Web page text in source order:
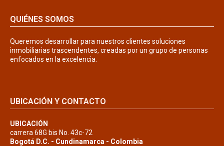
QUIÉNES SOMOS
Queremos desarrollar para nuestros clientes soluciones
inmobiliarias trascendentes, creadas por un grupo de personas
enfocados en la excelencia.
UBICACIÓN Y CONTACTO
UBICACIÓN
carrera 68G bis No. 43c-72
Bogotá D.C. - Cundinamarca - Colombia